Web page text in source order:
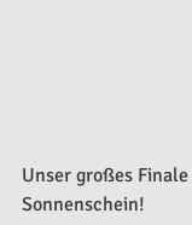
Unser großes
Sonnenschein!